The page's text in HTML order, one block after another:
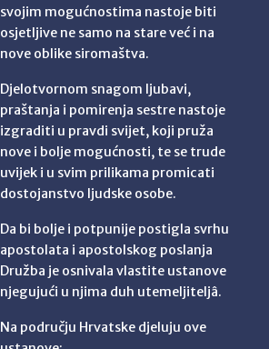
svojim mogućnostima nastoje biti
osjetljive ne samo na stare već i na
nove oblike siromaštva.
Djelotvornom snagom ljubavi,
praštanja i pomirenja sestre nastoje
izgraditi u pravdi svijet, koji pruža
nove i bolje mogućnosti, te se trude
uvijek i u svim prilikama promicati
dostojanstvo ljudske osobe.
Da bi bolje i potpunije postigla svrhu
apostolata i apostolskog poslanja
Družba je osnivala vlastite ustanove
njegujući u njima duh utemeljiteljâ.
Na području Hrvatske djeluju ove